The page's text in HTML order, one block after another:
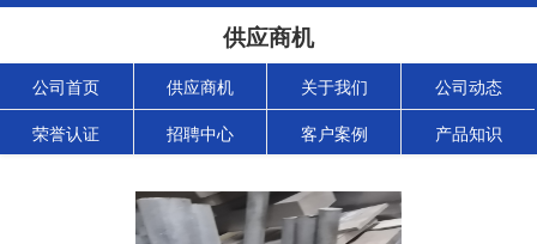
供应商机
公司首页 供应商机 关于我们 公司动态
荣誉认证 招聘中心 客户案例 产品知识